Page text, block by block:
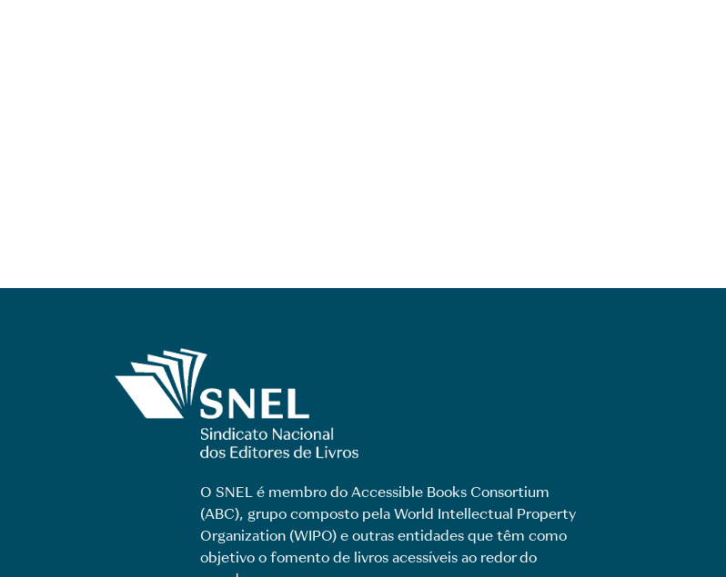
O SNEL é membro do Accessible Books Consortium
(ABC), grupo composto pela World Intellectual Property
Organization (WIPO) e outras entidades que têm como
objetivo o fomento de livros acessíveis ao redor do